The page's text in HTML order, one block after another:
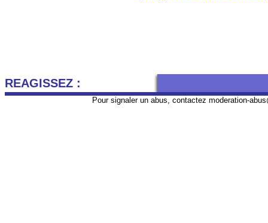
REAGISSEZ :
Pour signaler un abus, contactez moderation-